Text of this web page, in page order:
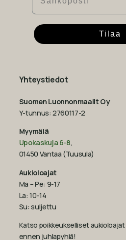
Tilaa
Yhteystiedot
Suomen Luonnonmaalit Oy
Y-tunnus: 2760117-2
Myymälä
Upokaskuja 6-8,
01450 Vantaa (Tuusula)
Aukioloajat
Ma – Pe: 9-17
La: 10-14
Su: suljettu
Katso poikkeukselliset aukioloajat
ennen juhlapyhiä!‍